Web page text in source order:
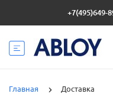
+7(495)649-
Главная Доставка